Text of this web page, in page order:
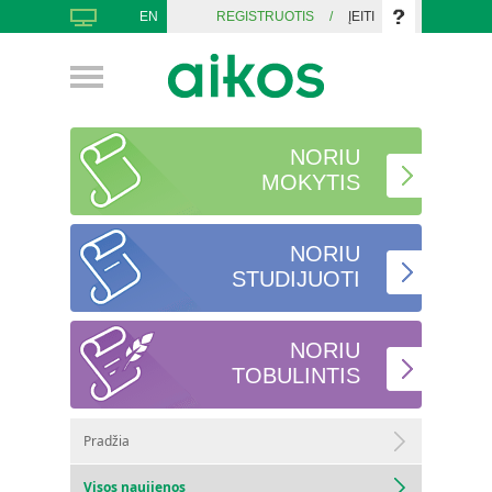
EN REGISTRUOTIS / ĮEITI
NORIU
MOKYTIS
NORIU
STUDIJUOTI
NORIU
TOBULINTIS
Pradžia
Visos naujienos